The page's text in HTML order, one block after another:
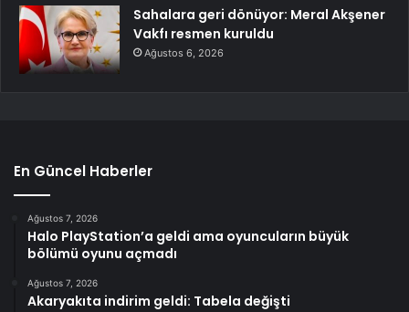
Sahalara geri dönüyor: Meral Akşener
Vakfı resmen kuruldu
Ağustos 6, 2026
En Güncel Haberler
Ağustos 7, 2026
Halo PlayStation’a geldi ama oyuncuların büyük
bölümü oyunu açmadı
Ağustos 7, 2026
Akaryakıta indirim geldi: Tabela değişti